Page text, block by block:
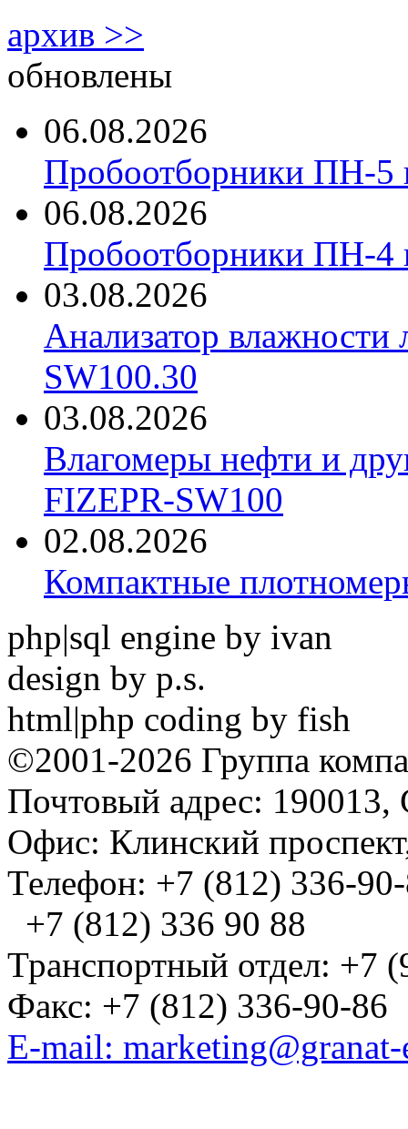
архив >>
обновлены
06.08.2026
Пробоотборники ПН-
06.08.2026
Пробоотборники ПН-
03.08.2026
Анализатор
SW100.30
03.08.2026
Влагомеры нефти и
FIZEPR-SW100
02.08.2026
Компактные
php|sql engine by ivan
design by p.s.
html|php coding by fish
©2001-2026 Группа
Почтовый адрес: 190013,
Офис: Клинский
Телефон: +7 (812) 336-
+7 (812) 336 90 88
Транспортный отдел: +7
Факс: +7 (812) 336-90-86
E-mail: